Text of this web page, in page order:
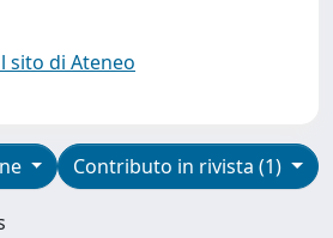
sito di Ateneo
Contributo in rivista (1)